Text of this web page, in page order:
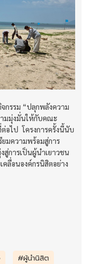
กรรม “ปลุกพลังความ
ามมุ่งมั่นให้กับคณะ
อไป โครงการครั้งนี้นับ
ยมความพร้อมสู่การ
การเป็นผู้นำเยาวชน
ลื่อนองค์กรนิสิตอย่าง
#ผู้นำนิสิต